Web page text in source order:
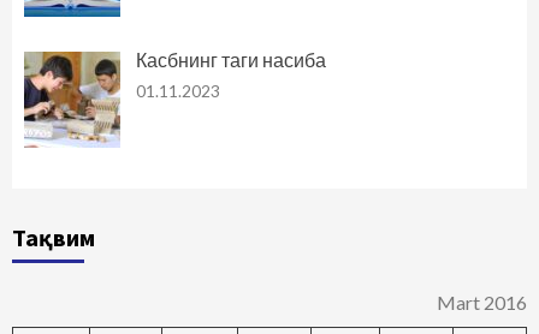
Касбнинг таги насиба
01.11.2023
Тақвим
Mart 2016